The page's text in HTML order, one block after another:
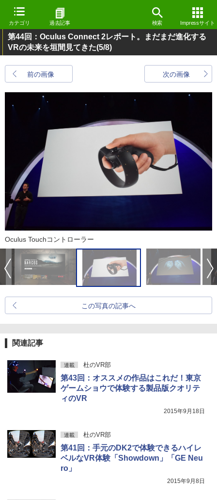
カテゴリ 過去記事 検索 Impressサイト
第44回：Oculus Connect 2レポート。まだまだ進化する
VRの未来を垣間見てきた(5/8)
前の画像 次の画像
Oculus Touchコントローラー
この写真の記事へ
関連記事
連載 杜のVR部
第43回：オススメの作品はこれだ！東京
ゲームショウで体験する製品版クオリテ
ィのVR
2015年9月18日
連載 杜のVR部
第41回：手元のDK2で体験できるハイレ
ベルなVR体験「Showdown」「GE Neu
ro」
2015年9月8日